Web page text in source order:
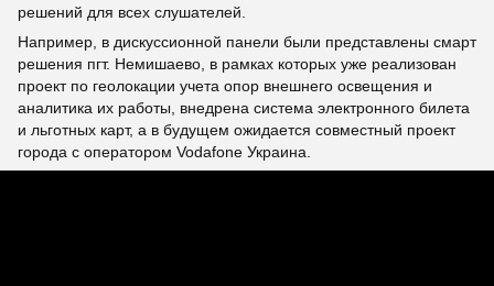
решений для всех слушателей.
Например, в дискуссионной панели были представлены смарт
решения пгт. Немишаево, в рамках которых уже реализован
проект по геолокации учета опор внешнего освещения и
аналитика их работы, внедрена система электронного билета
и льготных карт, а в будущем ожидается совместный проект
города с оператором Vodafone Украина.